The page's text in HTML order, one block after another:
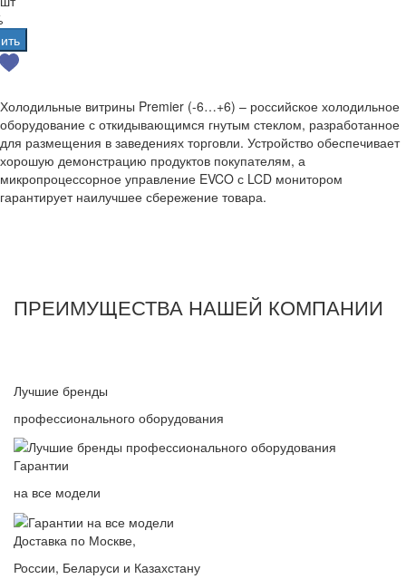
Холодильные витрины Premier (-6…+6) – российское холодильное
оборудование с откидывающимся гнутым стеклом, разработанное
для размещения в заведениях торговли. Устройство обеспечивает
хорошую демонстрацию продуктов покупателям, а
микропроцессорное управление EVCO с LCD монитором
гарантирует наилучшее сбережение товара.
ПРЕИМУЩЕСТВА НАШЕЙ КОМПАНИИ
Лучшие бренды
профессионального оборудования
Гарантии
на все модели
Доставка по Москве,
России, Беларуси и Казахстану